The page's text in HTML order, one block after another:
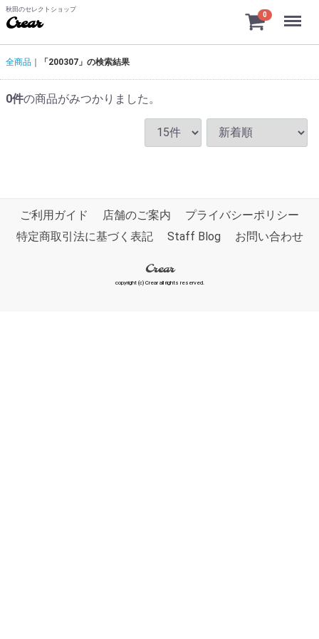
秋田のセレクトショップ
Crear
0 Menu
全商品 「200307」の検索結果
0件の商品がみつかりました。
ご利用ガイド 店舗のご案内
プライバシーポリシー
特定商取引法に基づく表記
Staff Blog お問い合わせ
Crear
copyright (c) Crear all rights reserved.